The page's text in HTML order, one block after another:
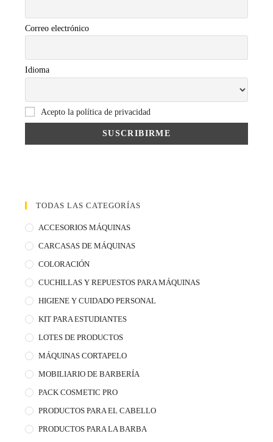
Correo electrónico
Idioma
Acepto la política de privacidad
TODAS LAS CATEGORÍAS
ACCESORIOS MÁQUINAS
CARCASAS DE MÁQUINAS
COLORACIÓN
CUCHILLAS Y REPUESTOS PARA MÁQUINAS
HIGIENE Y CUIDADO PERSONAL
KIT PARA ESTUDIANTES
LOTES DE PRODUCTOS
MÁQUINAS CORTAPELO
MOBILIARIO DE BARBERÍA
PACK COSMETIC PRO
PRODUCTOS PARA EL CABELLO
PRODUCTOS PARA LA BARBA